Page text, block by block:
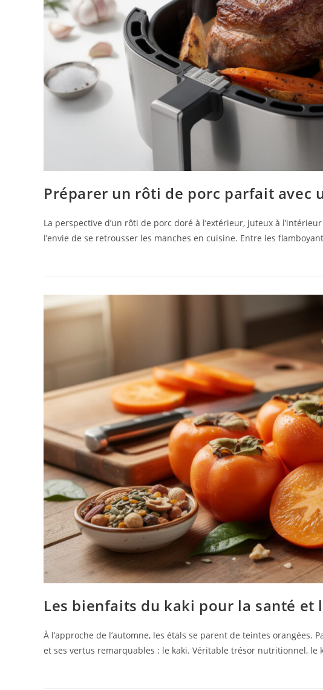
Préparer un rôti de porc parfait avec
La perspective d’un rôti de porc doré à l’extérieur, juteux à
l’envie de se retrousser les manches en cuisine. Entre les
Les bienfaits du kaki pour la santé et
À l’approche de l’automne, les étals se parent de teintes
et ses vertus remarquables : le kaki. Véritable trésor nutritionnel, le